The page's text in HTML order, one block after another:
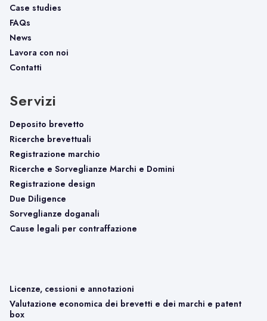
Case studies
FAQs
News
Lavora con noi
Contatti
Servizi
Deposito brevetto
Ricerche brevettuali
Registrazione marchio
Ricerche e Sorveglianze Marchi e Domini
Registrazione design
Due Diligence
Sorveglianze doganali
Cause legali per contraffazione
Licenze, cessioni e annotazioni
Valutazione economica dei brevetti e dei marchi e patent
box